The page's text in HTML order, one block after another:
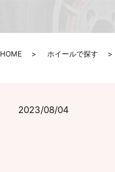
HOME ホイールで探す
2023/08/04